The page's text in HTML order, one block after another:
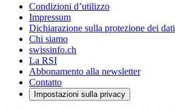
Condizioni d’utilizzo
Impressum
Dichiarazione sulla protezione dei dati
Chi siamo
swissinfo.ch
La RSI
Abbonamento alla newsletter
Contatto
Impostazioni sulla privacy